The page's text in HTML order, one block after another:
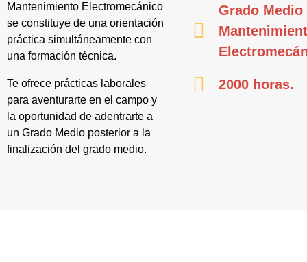
Mantenimiento Electromecánico
se constituye de una orientación
práctica simultáneamente con
una formación técnica.
Te ofrece prácticas laborales
para aventurarte en el campo y
la oportunidad de adentrarte a
un Grado Medio posterior a la
finalización del grado medio.
Grado Medio
2000 horas.